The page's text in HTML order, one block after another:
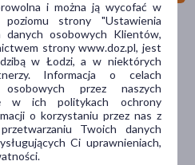
i można ją wycofać w
strony "Ustawienia
danych osobowych Klientów,
strony www.doz.pl, jest
w Łodzi, a w niektórych
Informacja o celach
przez naszych
w ich politykach ochrony
o korzystaniu przez nas z
Twoich danych
Ci uprawnieniach,